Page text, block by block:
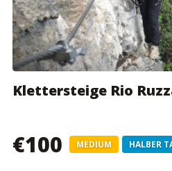
Klettersteige Rio
€100 MEDIUM HALBER